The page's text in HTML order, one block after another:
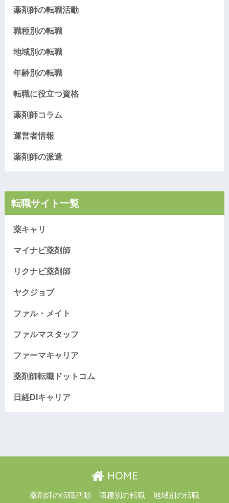
薬剤師の転職活動
職種別の転職
地域別の転職
年齢別の転職
転職に役立つ資格
薬剤師コラム
運営者情報
薬剤師の派遣
転職サイト一覧
薬キャリ
マイナビ薬剤師
リクナビ薬剤師
ヤクジョブ
ファル・メイト
ファルマスタッフ
ファーマキャリア
薬剤師転職ドットコム
日経DIキャリア
HOME
薬剤師の転職活動 職種別の転職 地域別の転職